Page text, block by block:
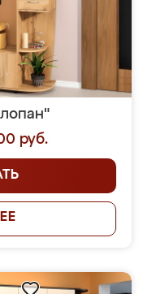
руб.